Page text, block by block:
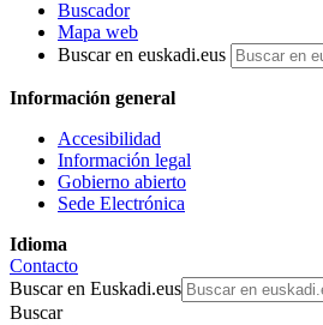
Buscador
Mapa web
Buscar en euskadi.eus
Información general
Accesibilidad
Información legal
Gobierno abierto
Sede Electrónica
Idioma
Contacto
Buscar en Euskadi.eus
Buscar